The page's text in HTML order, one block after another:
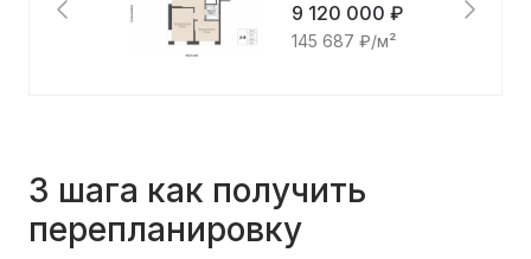
9 120 000 ₽
145 687 ₽/м²
3 шага как получить
перепланировку